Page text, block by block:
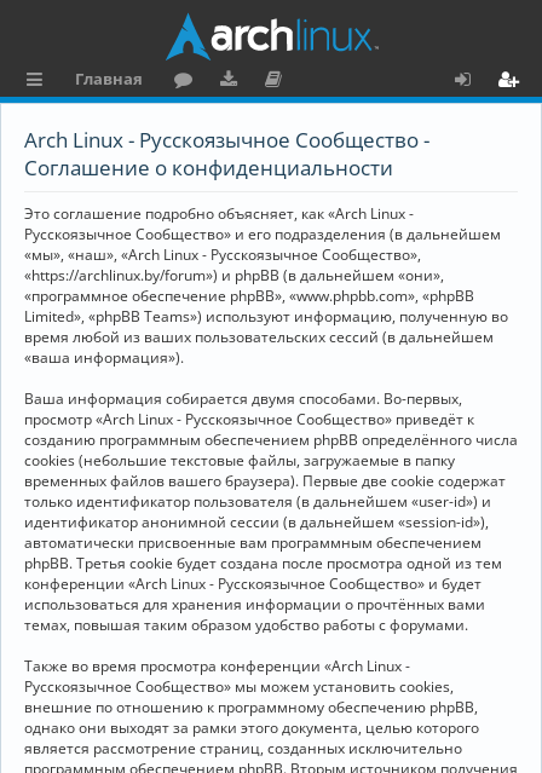
ы
к
и
Главная
ру
ру
и
ку
е
н
та
ц
я
Arch Linux - Русскоязычное Сообщество -
Соглашение о конфиденциальности
Это соглашение подробно объясняет, как «Arch Linux -
Русскоязычное Сообщество» и его подразделения (в дальнейшем
«мы», «наш», «Arch Linux - Русскоязычное Сообщество»,
«https://archlinux.by/forum») и phpBB (в дальнейшем «они»,
«программное обеспечение phpBB», «www.phpbb.com», «phpBB
Limited», «phpBB Teams») используют информацию, полученную во
время любой из ваших пользовательских сессий (в дальнейшем
«ваша информация»).
Ваша информация собирается двумя способами. Во-первых,
просмотр «Arch Linux - Русскоязычное Сообщество» приведёт к
созданию программным обеспечением phpBB определённого числа
cookies (небольшие текстовые файлы, загружаемые в папку
временных файлов вашего браузера). Первые две cookie содержат
только идентификатор пользователя (в дальнейшем «user-id») и
идентификатор анонимной сессии (в дальнейшем «session-id»),
автоматически присвоенные вам программным обеспечением
phpBB. Третья cookie будет создана после просмотра одной из тем
конференции «Arch Linux - Русскоязычное Сообщество» и будет
использоваться для хранения информации о прочтённых вами
темах, повышая таким образом удобство работы с форумами.
Также во время просмотра конференции «Arch Linux -
Русскоязычное Сообщество» мы можем установить cookies,
внешние по отношению к программному обеспечению phpBB,
однако они выходят за рамки этого документа, целью которого
является рассмотрение страниц, созданных исключительно
программным обеспечением phpBB. Вторым источником получения